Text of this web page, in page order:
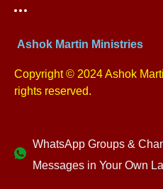
Ashok Martin Ministries
Copyright © 2024 Ashok
rights reserved.
WhatsApp Groups &
Messages in Your Own